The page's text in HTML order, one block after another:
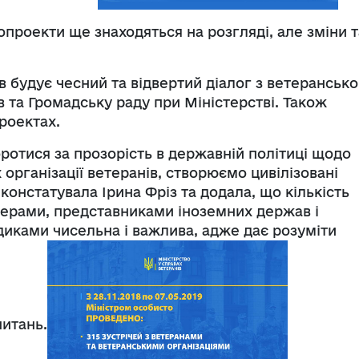
ще знаходяться на розгляді, але зміни
будує чесний та відвертий діалог з
Громадську раду при Міністерстві. Також
за прозорість в державній політиці щодо
ветеранів, створюємо цивілізовані
Ірина Фріз та додала, що кількість
представниками іноземних держав і
чисельна і важлива, адже дає розуміти